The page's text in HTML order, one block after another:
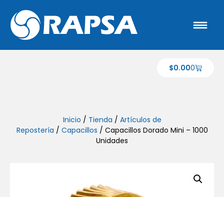
$0.000
Inicio / Tienda / Artículos de
Repostería / Capacillos / Capacillos Dorado Mini – 1000
Unidades